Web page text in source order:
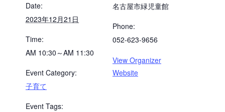
Date:
2023年12月21日
Time:
AM 10:30～AM 11:30
Event Category:
子育て
Event Tags:
名古屋市緑児童館
Phone:
052-623-9656
View Organizer
Website